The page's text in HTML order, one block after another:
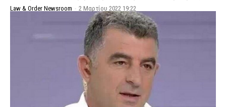
Law & Order Newsroom - 2 Μαρτίου 2022 19:22